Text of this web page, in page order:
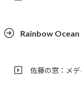
Rainbow
佐藤の窓：メ